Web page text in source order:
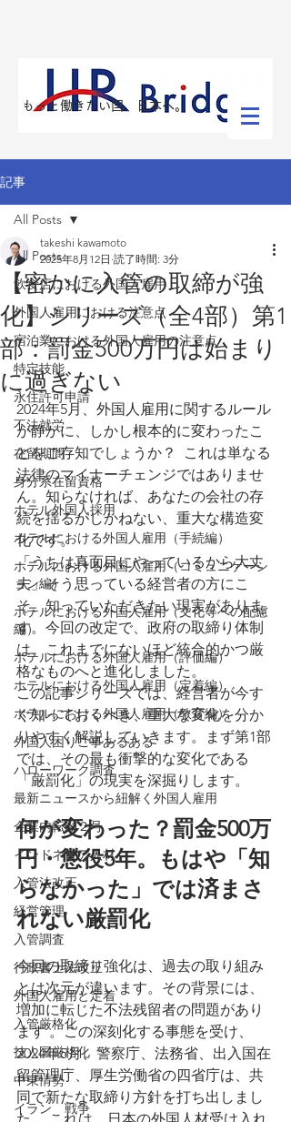
​もっと働きたい国、日本へ。
記事
All Posts
飲食店における外国人雇用
外国人雇用における注意点
宿泊業における外国人雇用の注意点
特定技能
永住許可申請
不法就労
在留期間
身分系在留資格
ホテル外国人採用
ホテルにおける外国人雇用（手続編）
ホテルにおける外国人雇用（コミュニケーシ
ョン編）
ホテルにおける外国人雇用（文化等への配慮
編）
ホテルにおける外国人雇用（評価編）
ホテルにおける外国人雇用（定着編）
ホテルにおける外国人雇用（教育編）
外国人困りご事あるある
ハローワーク調査
最新ニュースから紐解く外国人雇用
企業内転勤２号
インドネシア人材
入管法改正
経営管理
入管調査
行政書士法改正
外国人雇用と定着
入管厳格化
技人国厳格化
中東情勢
イラン 戦争
All Posts
【密かに入管の取締が強
化】シリーズ（全4部）第1
部：罰金500万円は始まり
に過ぎない
takeshi kawamoto
2025年8月12日 読了時間: 3分
2024年5月、外国人雇用に関するルール
が静かに、しかし根本的に変わったこ
とをご存知でしょうか？  これは単なる
法律のマイナーチェンジではありませ
ん。知らなければ、あなたの会社の存
続を揺るがしかねない、重大な構造変
化です。
「うちは真面目にやっているから大丈
夫」そう思っている経営者の方にこ
そ、知っていただきたい現実がありま
す。今回の改定で、政府の取締り体制
は、これまでにないほど統合的かつ厳
格なものへと進化しました。
この記事シリーズでは、経営者が今す
ぐ知っておくべき、重大な変化を分か
りやすく解説していきます。まず第1部
では、その最も衝撃的な変化である
「厳罰化」の現実を深掘りします。
何が変わった？罰金500万
円・懲役5年。もはや「知
らなかった」では済まさ
れない厳罰化
今回の取締り強化は、過去の取り組み
とは次元が違います。その背景には、
増加に転じた不法残留者の問題があり
ます 。この深刻化する事態を受け、
2024年5月、警察庁、法務省、出入国在
留管理庁、厚生労働省の四省庁は、共
同で新たな取締り方針を打ち出しまし